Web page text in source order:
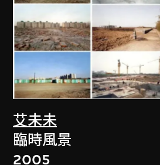
艾未未
臨時風景
2005